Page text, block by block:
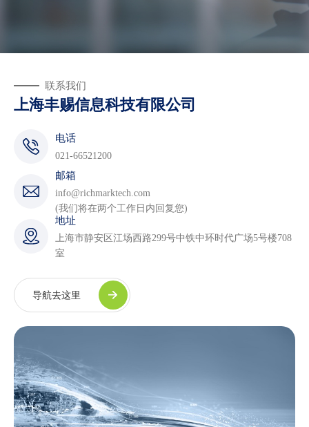
联系我们
上海丰赐信息科技有限公司
电话
021-66521200
邮箱
info@richmarktech.com
(我们将在两个工作日内回复您)
地址
上海市静安区江场西路299号中铁中环时代广场5号楼708
室
导航去这里